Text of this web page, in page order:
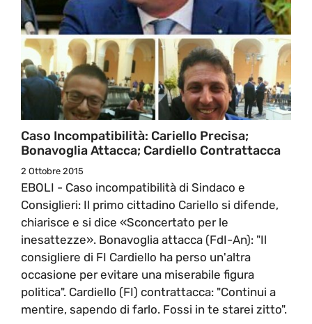
Caso Incompatibilità: Cariello Precisa;
Bonavoglia Attacca; Cardiello Contrattacca
2 Ottobre 2015
EBOLI - Caso incompatibilità di Sindaco e
Consiglieri: Il primo cittadino Cariello si difende,
chiarisce e si dice «Sconcertato per le
inesattezze». Bonavoglia attacca (FdI-An): "Il
consigliere di FI Cardiello ha perso un'altra
occasione per evitare una miserabile figura
politica". Cardiello (FI) contrattacca: "Continui a
mentire, sapendo di farlo. Fossi in te starei zitto".